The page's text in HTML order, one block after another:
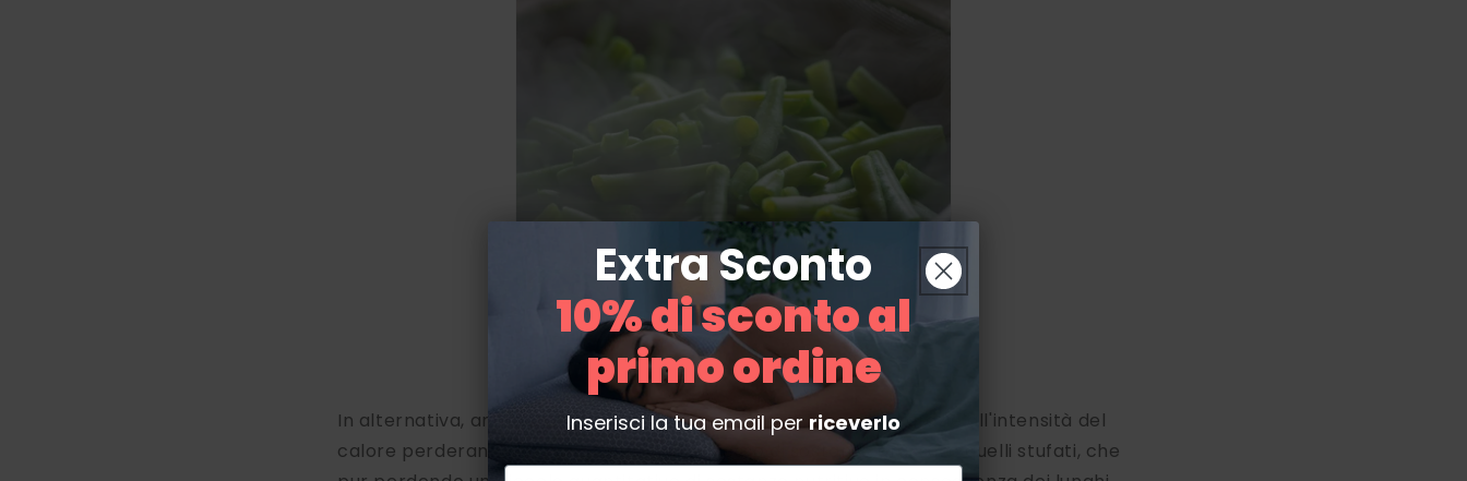
In alternativa, andranno benissimo i cibi cucinati al forno, che grazie all'intensità del
calore perderanno in modo naturale l'eccesso di sostanze grasse, e quelli stufati, che
Extra Sconto
10% di sconto al
primo ordine
Inserisci la tua email perriceverlo